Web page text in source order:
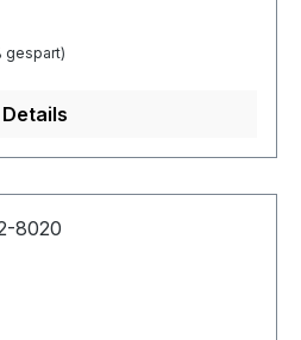
gespart)
Details